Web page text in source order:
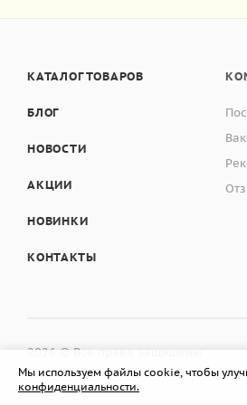
КАТАЛОГ ТОВАРОВ
БЛОГ
НОВОСТИ
АКЦИИ
НОВИНКИ
КОНТАКТЫ
2026 © Все права защищены
Мы используем файлы cookie, чтобы
конфиденциальности.